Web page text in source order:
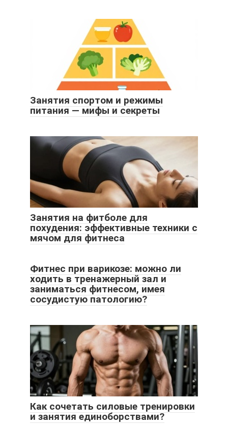
Занятия спортом и режимы
питания — мифы и секреты
Занятия на фитболе для
похудения: эффективные техники с
мячом для фитнеса
Фитнес при варикозе: можно ли
ходить в тренажерный зал и
заниматься фитнесом, имея
сосудистую патологию?
Как сочетать силовые тренировки
и занятия единоборствами?